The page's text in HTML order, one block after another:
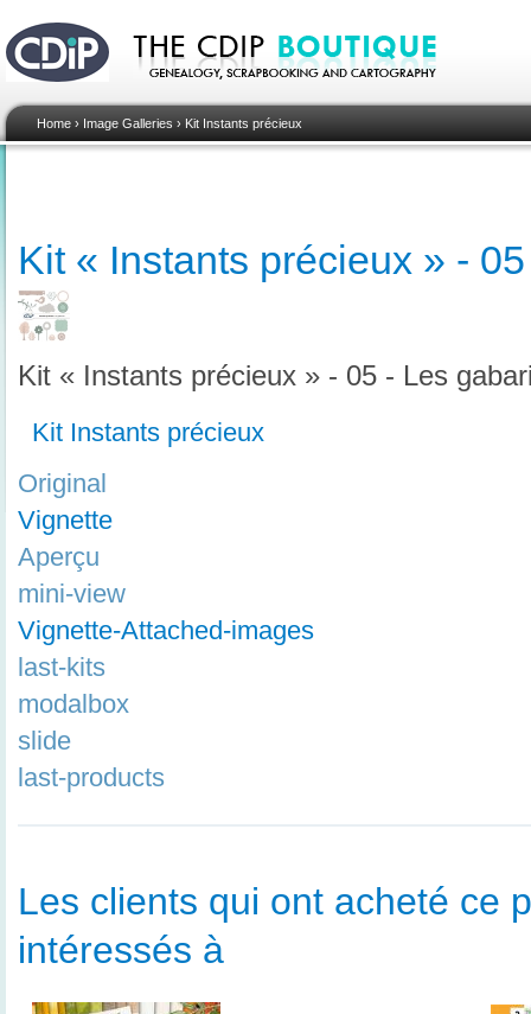
Home › Image Galleries › Kit Instants précieux
Kit « Instants précieux » -
Kit « Instants précieux » - 05 - Les
Kit Instants précieux
Original
Vignette
Aperçu
mini-view
Vignette-Attached-images
last-kits
modalbox
slide
last-products
Les clients qui ont acheté ce
intéressés à